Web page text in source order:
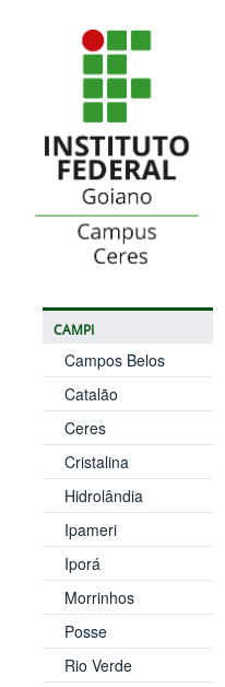
CAMPI
Campos Belos
Catalão
Ceres
Cristalina
Hidrolândia
Ipameri
Iporá
Morrinhos
Posse
Rio Verde